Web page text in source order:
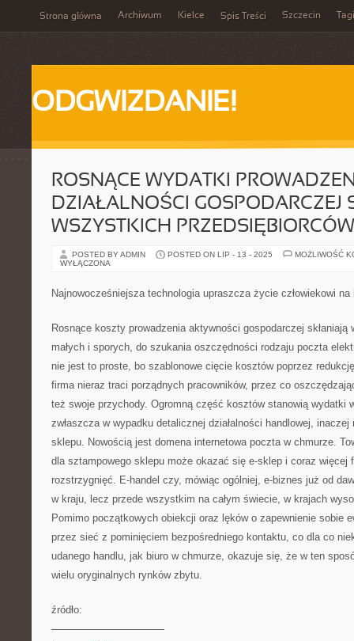
Strona główna Archiwum Kielce Spis Treści Szczecin Tagi
ODGWIZDANIE!
ROSNĄCE WYDATKI
DZIAŁALNOŚCI GOSPODARCZEJ
WSZYSTKICH PRZEDSIĘBIORCÓW
POSTED BY ADMIN POSTED ON LIP - 13 - 2025
MOŻLIWOŚĆ
WYŁĄCZONA
Najnowocześniejsza technologia upraszcza życie człowiekowi
Rosnące koszty prowadzenia aktywności gospodarczej
małych i sporych, do szukania oszczędności rodzaju poczta
nie jest to proste, bo szablonowe cięcie kosztów poprzez
firma nieraz traci porządnych pracowników, przez co
też swoje przychody. Ogromną część kosztów stanowią wydatki
zwłaszcza w wypadku detalicznej działalności handlowej,
sklepu. Nowością jest domena internetowa poczta w chmurze.
dla sztampowego sklepu może okazać się e-sklep i coraz więcej
rozstrzygnięć. E-handel czy, mówiąc ogólniej, e-biznes już od
w kraju, lecz przede wszystkim na całym świecie, w krajach
Pomimo początkowych obiekcji oraz lęków o zapewnienie sobie
przez sieć z pominięciem bezpośredniego kontaktu, co dla co
udanego handlu, jak biuro w chmurze, okazuje się, że w ten
wielu oryginalnych rynków zbytu.
źródło:
———————————